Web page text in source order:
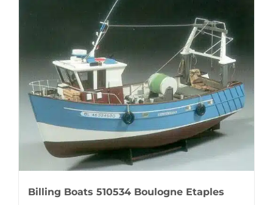
Billing Boats 510534 Boulogne Etaples